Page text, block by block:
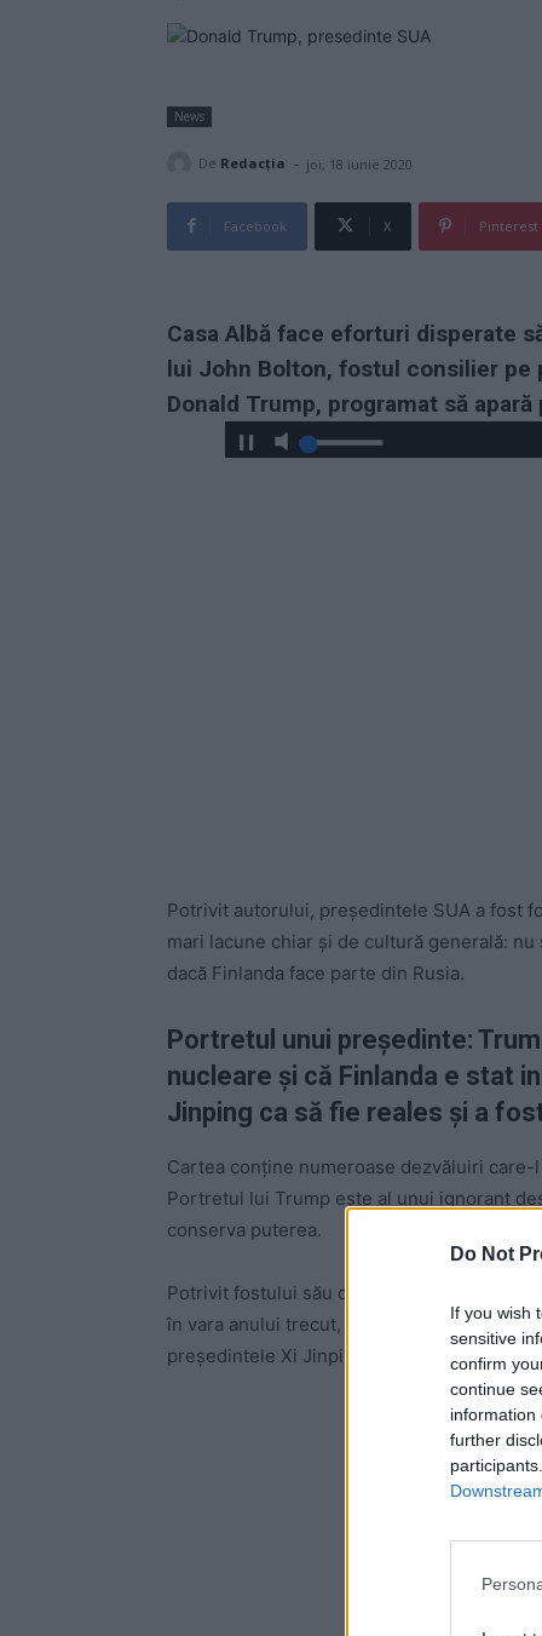
Do Not
If you wish
sensitive
confirm
continue
information
further
News
De Redacţia - joi, 18 iunie 2020
Facebook X Pinterest
Casa Albă face eforturi disperate
lui John Bolton, fostul consilier pe
Donald Trump, programat să apară
Potrivit autorului, președintele SUA a fost
mari lacune chiar și de cultură generală:
dacă Finlanda face parte din Rusia.
Portretul unui președinte:
nucleare și că Finlanda e stat
Jinping ca să fie reales și a
Cartea conține numeroase dezvăluiri
Portretul lui Trump este al unui ignorant
conserva puterea.
Potrivit fostului său consilier pe probleme
în vara anului trecut, la o întâlnire
președintele Xi Jinping, i-a spus lui Trump